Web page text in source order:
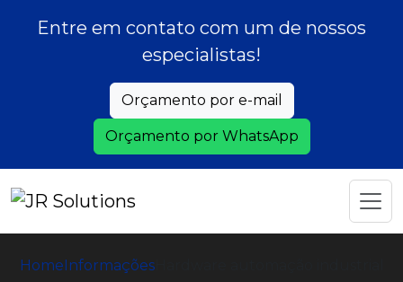
Entre em contato com um de nossos
especialistas!
Orçamento por e-mail
Orçamento por WhatsApp
HomeInformaçõesHardware automação industrial